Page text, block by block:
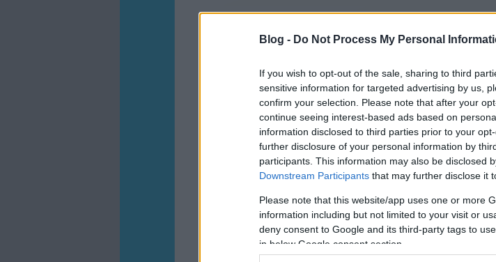
Blog - Do Not Process My Personal
If you wish to opt-out of the sale, sharing to third
sensitive information for targeted advertising by us,
confirm your selection. Please note that after your
continue seeing interest-based ads based on
information disclosed to third parties prior to your
further disclosure of your personal information by
participants. This information may also be disclosed
Downstream Participants that may further disclose it
Please note that this website/app uses one or more
information including but not limited to your visit or
deny consent to Google and its third-party tags to
in below Google consent section.